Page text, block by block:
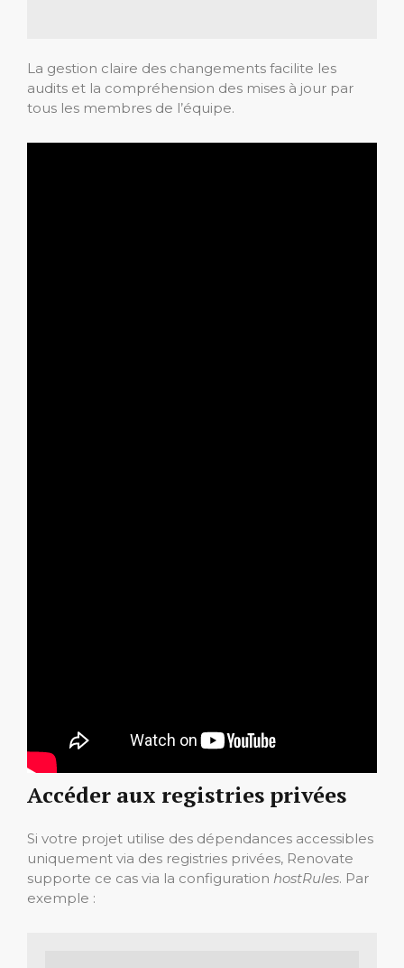
La gestion claire des changements facilite les
audits et la compréhension des mises à jour par
tous les membres de l’équipe.
Accéder aux registries privées
Si votre projet utilise des dépendances accessibles
uniquement via des registries privées, Renovate
supporte ce cas via la configuration hostRules. Par
exemple :